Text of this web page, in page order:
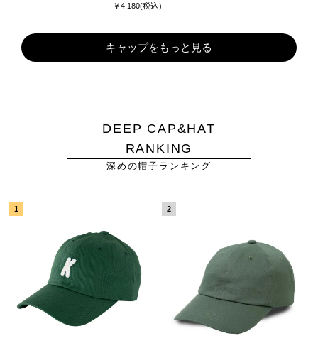
￥4,180(税込）
キャップをもっと見る
DEEP CAP&HAT
RANKING
深めの帽子ランキング